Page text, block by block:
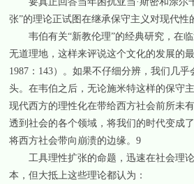
张”的理论正试图在继承保守主义对现代
韦伯有关“新教伦理”的经典研究，在临
无道理地，这样来评说这个文化的发展的
1987：143）。如果不仔细分辨，我们几
头。在韦伯之后，无论施米特这样的保守
现代西方的理性化在带给西方社会前所未
透到社会的各个领域，将我们的时代变成
将西方社会带向崩溃的边缘。9
工具理性扩张的命题，迅速在社会理论
本，但大抵上这些理论都认为：